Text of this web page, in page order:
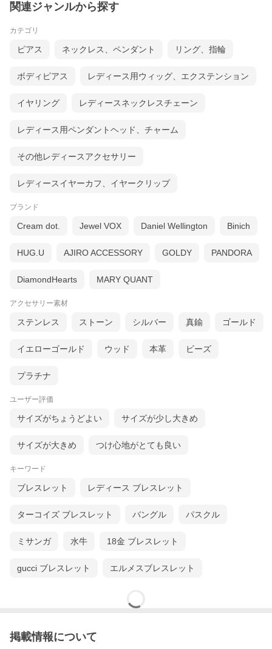
関連ジャンルから探す
カテゴリ
ピアス ネックレス、ペンダント リング、指輪
ボディピアス レディース用ウィッグ、エクステンション
イヤリング レディースネックレスチェーン
レディース用ペンダントヘッド、チャーム
その他レディースアクセサリー
レディースイヤーカフ、イヤークリップ
ブランド
Cream dot. Jewel VOX Daniel Wellington Binich
HUG.U AJIRO ACCESSORY GOLDY PANDORA
DiamondHearts MARY QUANT
アクセサリー素材
ステンレス ストーン シルバー 真鍮 ゴールド
イエローゴールド ウッド 本革 ビーズ
プラチナ
ユーザー評価
サイズがちょうどよい サイズが少し大きめ
サイズが大きめ つけ心地がとても良い
キーワード
ブレスレット レディース ブレスレット
ターコイズ ブレスレット バングル パスクル
ミサンガ 水牛 18金 ブレスレット
gucci ブレスレット エルメスブレスレット
掲載情報について